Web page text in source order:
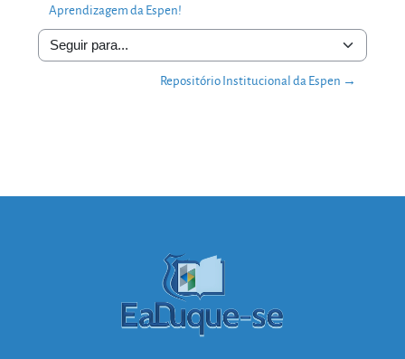
Aprendizagem da Espen!
Seguir para...
Repositório Institucional da Espen →